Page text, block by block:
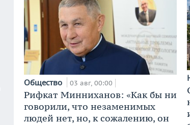
Общество 03 авг, 00:00
Рифкат Минниханов: «Как бы ни
говорили, что незаменимых
людей нет, но, к сожалению, он